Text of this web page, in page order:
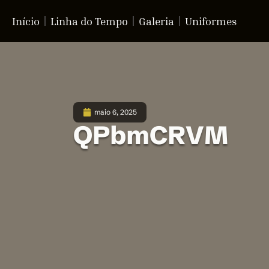
Início Linha do Tempo Galeria Uniformes
maio 6, 2025
QPbmCRVM